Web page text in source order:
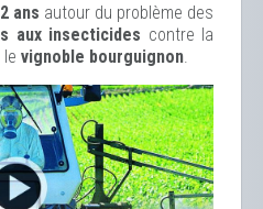
ans autour du problème des
aux insecticides contre la
le vignoble bourguignon.